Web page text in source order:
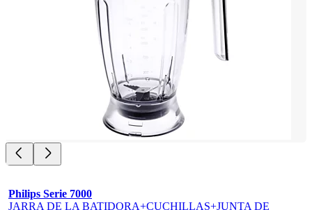
Philips Serie 7000
JARRA DE LA BATIDORA+CUCHILLAS+JUNTA DE